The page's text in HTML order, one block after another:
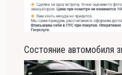
Состояние автомобиля